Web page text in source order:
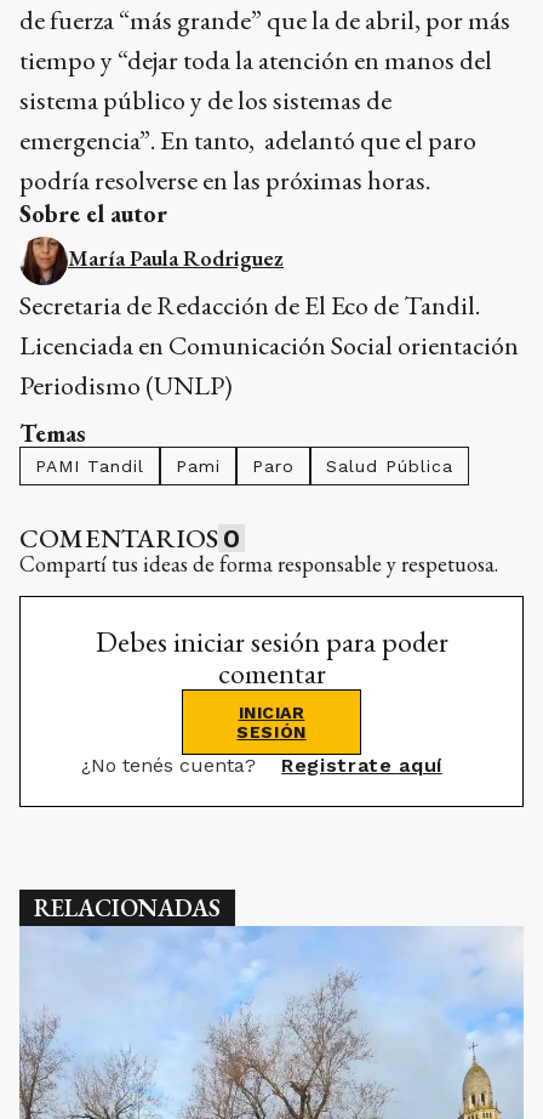
de fuerza “más grande” que la de abril, por más
tiempo y “dejar toda la atención en manos del
sistema público y de los sistemas de
emergencia”. En tanto, adelantó que el paro
podría resolverse en las próximas horas.
Sobre el autor
María Paula Rodriguez
Secretaria de Redacción de El Eco de Tandil.
Licenciada en Comunicación Social orientación
Periodismo (UNLP)
Temas
PAMI Tandil Pami Paro Salud Pública
COMENTARIOS 0
Compartí tus ideas de forma responsable y respetuosa.
Debes iniciar sesión para poder
comentar
INICIAR
SESIÓN
¿No tenés cuenta? Registrate aquí
RELACIONADAS